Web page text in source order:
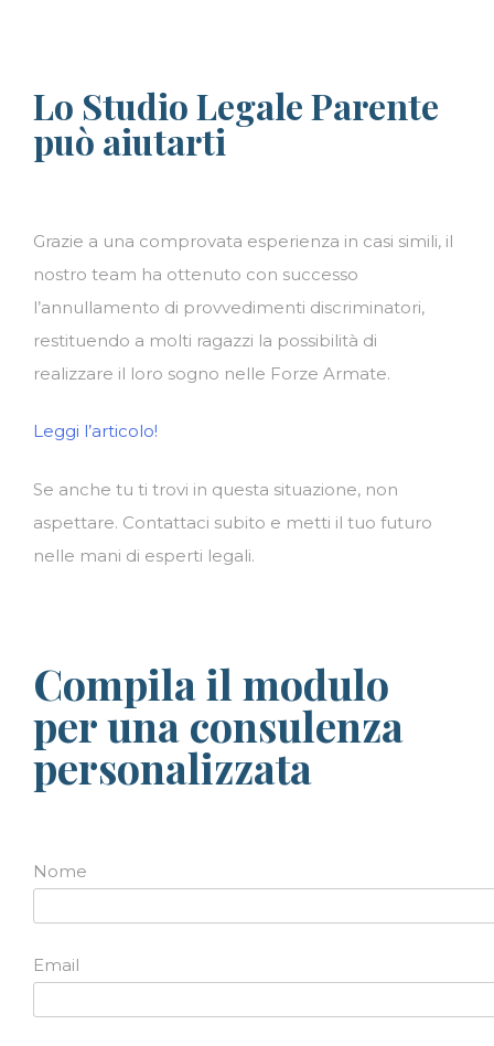
Lo Studio Legale Parente
può aiutarti
Grazie a una comprovata esperienza in casi simili, il
nostro team ha ottenuto con successo
l’annullamento di provvedimenti discriminatori,
restituendo a molti ragazzi la possibilità di
realizzare il loro sogno nelle Forze Armate.
Leggi l’articolo!
Se anche tu ti trovi in questa situazione, non
aspettare. Contattaci subito e metti il tuo futuro
nelle mani di esperti legali.
Compila il modulo
per una consulenza
personalizzata
Nome
Email